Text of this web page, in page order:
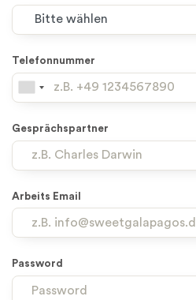
Telefonnummer
Gesprächspartner
Arbeits Email
Password